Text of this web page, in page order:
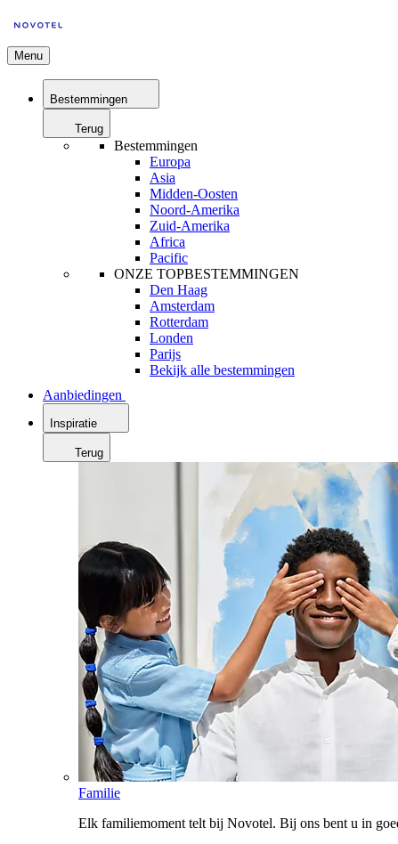
Menu
Bestemmingen
Terug
Bestemmingen
Europa
Asia
Midden-Oosten
Noord-Amerika
Zuid-Amerika
Africa
Pacific
ONZE TOPBESTEMMINGEN
Den Haag
Amsterdam
Rotterdam
Londen
Parijs
Bekijk alle bestemmingen
Aanbiedingen
Inspiratie
Terug
Familie
Elk familiemoment telt bij Novotel. Bij ons bent u in